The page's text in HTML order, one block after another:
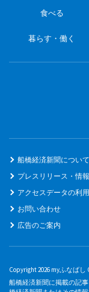
食べる
暮らす・働く
船橋経済新聞について
プレスリリース・情
アクセスデータの利
お問い合わせ
広告のご案内
Copyright 2026 myふなば
船橋経済新聞に掲載の記